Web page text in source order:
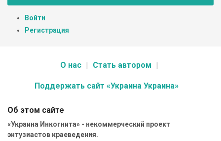
Войти
Регистрация
О нас Стать автором
Поддержать сайт «Украина Украина»
Об этом сайте
«Украина Инкогнита» - некоммерческий проект
энтузиастов краеведения.